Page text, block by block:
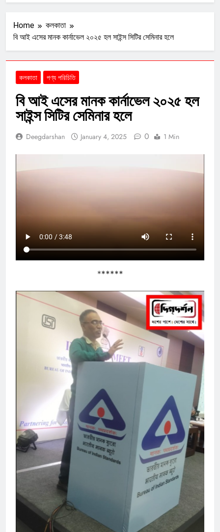
Home
কলকাতা
বি আই এসের মানক কার্নাভেল ২০২৫ হল সাইন্স সিটির সেমিনার হলে
কলকাতা পণ্য পরিচিতি
বি আই এসের মানক কার্নাভেল ২০২৫ হল
সাইন্স সিটির সেমিনার হলে
Deegdarshan January 4, 2025 0 1 Min
******